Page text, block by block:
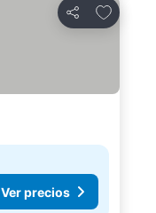
Compartir
Añadir a
Ver precios